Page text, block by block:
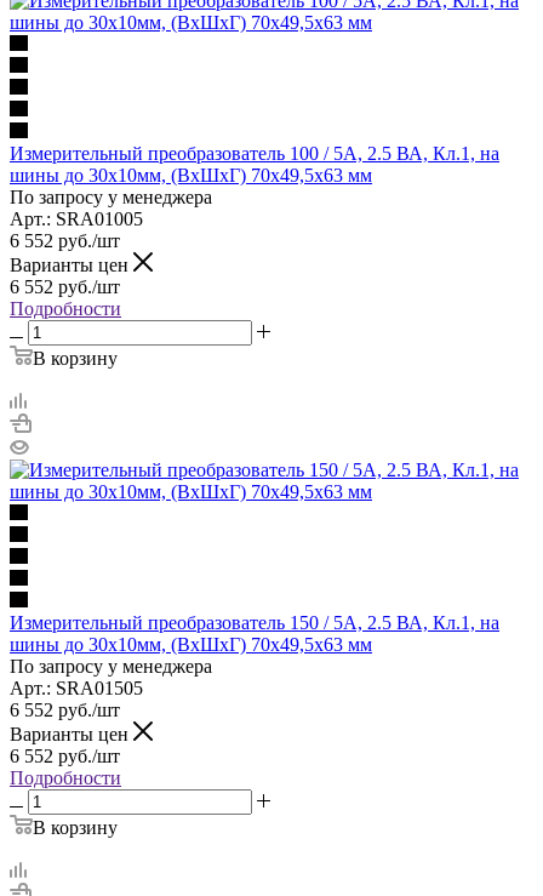
Измерительный преобразователь 100 / 5A, 2.5 ВА, Кл.1, на
шины до 30х10мм, (ВхШхГ) 70х49,5х63 мм
По запросу у менеджера
Арт.: SRA01005
6 552 руб./шт
Варианты цен
6 552 руб./шт
Подробности
В корзину
Измерительный преобразователь 150 / 5A, 2.5 ВА, Кл.1, на
шины до 30х10мм, (ВхШхГ) 70х49,5х63 мм
По запросу у менеджера
Арт.: SRA01505
6 552 руб./шт
Варианты цен
6 552 руб./шт
Подробности
В корзину